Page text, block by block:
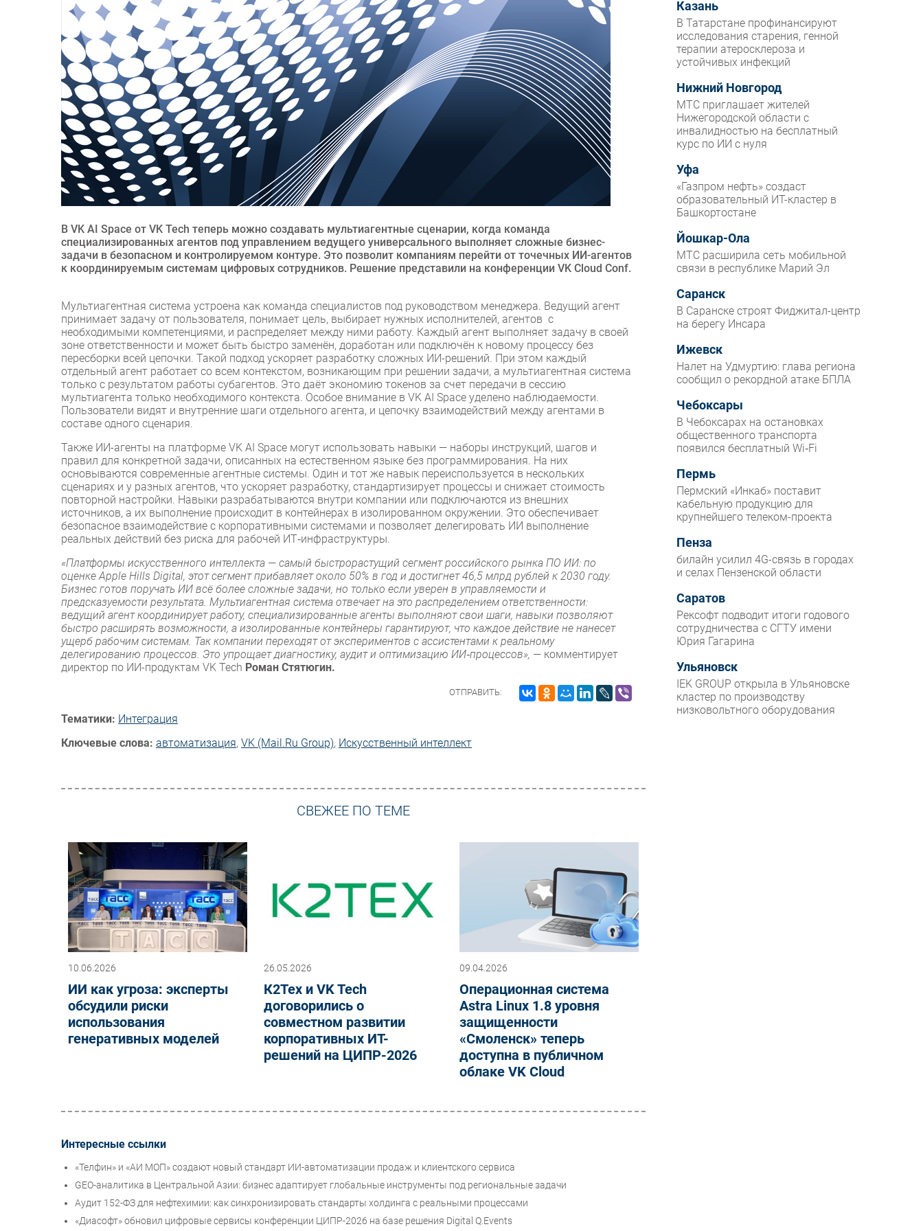
В VK AI Space от VK Tech теперь можно создавать мультиагентные сценарии, когда команда
специализированных агентов под управлением ведущего универсального выполняет сложные бизнес-
задачи в безопасном и контролируемом контуре. Это позволит компаниям перейти от точечных ИИ-агентов
к координируемым системам цифровых сотрудников. Решение представили на конференции VK Cloud Conf.
Мультиагентная система устроена как команда специалистов под руководством менеджера. Ведущий агент
принимает задачу от пользователя, понимает цель, выбирает нужных исполнителей, агентов с
необходимыми компетенциями, и распределяет между ними работу. Каждый агент выполняет задачу в своей
зоне ответственности и может быть быстро заменён, доработан или подключён к новому процессу без
пересборки всей цепочки. Такой подход ускоряет разработку сложных ИИ-решений. При этом каждый
отдельный агент работает со всем контекстом, возникающим при решении задачи, а мультиагентная система
только с результатом работы субагентов. Это даёт экономию токенов за счет передачи в сессию
мультиагента только необходимого контекста. Особое внимание в VK AI Space уделено наблюдаемости.
Пользователи видят и внутренние шаги отдельного агента, и цепочку взаимодействий между агентами в
составе одного сценария.
Также ИИ-агенты на платформе VK AI Space могут использовать навыки — наборы инструкций, шагов и
правил для конкретной задачи, описанных на естественном языке без программирования. На них
основываются современные агентные системы. Один и тот же навык переиспользуется в нескольких
сценариях и у разных агентов, что ускоряет разработку, стандартизирует процессы и снижает стоимость
повторной настройки. Навыки разрабатываются внутри компании или подключаются из внешних
источников, а их выполнение происходит в контейнерах в изолированном окружении. Это обеспечивает
безопасное взаимодействие с корпоративными системами и позволяет делегировать ИИ выполнение
реальных действий без риска для рабочей ИТ‑инфраструктуры.
«Платформы искусственного интеллекта — самый быстрорастущий сегмент российского рынка ПО ИИ: по
оценке Apple Hills Digital, этот сегмент прибавляет около 50% в год и достигнет 46,5 млрд рублей к 2030 году.
Бизнес готов поручать ИИ всё более сложные задачи, но только если уверен в управляемости и
предсказуемости результата. Мультиагентная система отвечает на это распределением ответственности:
ведущий агент координирует работу, специализированные агенты выполняют свои шаги, навыки позволяют
быстро расширять возможности, а изолированные контейнеры гарантируют, что каждое действие не нанесет
ущерб рабочим системам. Так компании переходят от экспериментов с ассистентами к реальному
делегированию процессов. Это упрощает диагностику, аудит и оптимизацию ИИ‑процессов», — комментирует
директор по ИИ-продуктам VK Tech Роман Стятюгин.
ОТПРАВИТЬ:
Тематики: Интеграция
Ключевые слова: автоматизация, VK (Mail.Ru Group), Искусственный интеллект
СВЕЖЕЕ ПО ТЕМЕ
10.06.2026
ИИ как угроза: эксперты
обсудили риски
использования
генеративных моделей
26.05.2026
К2Тех и VK Tech
договорились о
совместном развитии
корпоративных ИТ-
решений на ЦИПР-2026
09.04.2026
Операционная система
Astra Linux 1.8 уровня
защищенности
«Смоленск» теперь
доступна в публичном
облаке VK Cloud
Интересные ссылки
«Телфин» и «АИ МОП» создают новый стандарт ИИ-автоматизации продаж и клиентского сервиса
GEO-аналитика в Центральной Азии: бизнес адаптирует глобальные инструменты под региональные задачи
Аудит 152-ФЗ для нефтехимии: как синхронизировать стандарты холдинга с реальными процессами
«Диасофт» обновил цифровые сервисы конференции ЦИПР-2026 на базе решения Digital Q.Events
Казань
В Татарстане профинансируют
исследования старения, генной
терапии атеросклероза и
устойчивых инфекций
Нижний Новгород
МТС приглашает жителей
Нижегородской области с
инвалидностью на бесплатный
курс по ИИ с нуля
Уфа
«Газпром нефть» создаст
образовательный ИТ-кластер в
Башкортостане
Йошкар-Ола
МТС расширила сеть мобильной
связи в республике Марий Эл
Саранск
В Саранске строят Фиджитал-центр
на берегу Инсара
Ижевск
Налет на Удмуртию: глава региона
сообщил о рекордной атаке БПЛА
Чебоксары
В Чебоксарах на остановках
общественного транспорта
появился бесплатный Wi‑Fi
Пермь
Пермский «Инкаб» поставит
кабельную продукцию для
крупнейшего телеком-проекта
Пенза
билайн усилил 4G-связь в городах
и селах Пензенской области
Саратов
Рексофт подводит итоги годового
сотрудничества с СГТУ имени
Юрия Гагарина
Ульяновск
IEK GROUP открыла в Ульяновске
кластер по производству
низковольтного оборудования